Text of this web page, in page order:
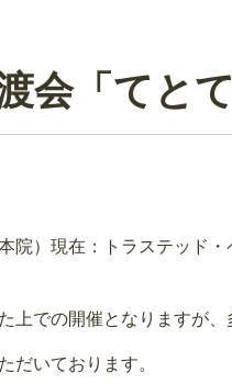
会「てと
院）現在：トラステッド
上での開催となりますが
だいております。